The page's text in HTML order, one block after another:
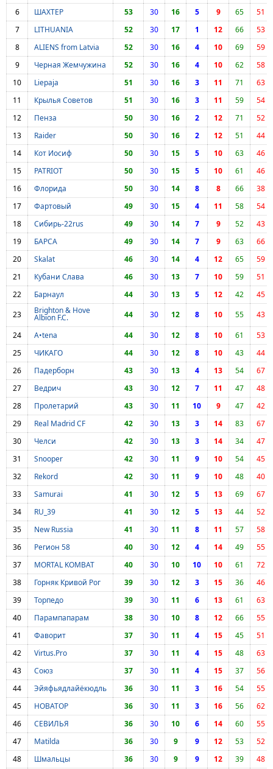
6
ШАХТЕР 53 30 16 5 9 65
51
7
LITHUANIA 52 30 17 1 12 66
53
8
ALIENS from Latvia 52 30 16 4 10 69
59
9
Черная Жемчужина 52 30 16 4 10 62
58
10
Liepaja 51 30 16 3 11 71
63
11
Крылья Советов 51 30 16 3 11 59
54
12
Пенза 50 30 16 2 12 71
52
13
Raider 50 30 16 2 12 51
44
14
Кот Иосиф 50 30 15 5 10 63
46
15
PATRIOT 50 30 15 5 10 61
46
16
Флорида 50 30 14 8 8 66
38
17
Фартовый 49 30 15 4 11 58
54
18
Сибирь-22rus 49 30 14 7 9 52
43
19
БАРСА 49 30 14 7 9 63
66
20
Skalat 46 30 14 4 12 65
59
21
Кубани Слава 46 30 13 7 10 59
51
22
Барнаул 44 30 13 5 12 42
45
23
Brighton & Hove
Albion F.C. 44 30 12 8 10 55
43
24
A•tena 44 30 12 8 10 61
53
25
ЧИКАГО 44 30 12 8 10 43
44
26
Падерборн 43 30 13 4 13 54
67
27
Ведрич 43 30 12 7 11 47
48
28
Пролетарий 43 30 11 10 9 47
42
29
Real Madrid CF 42 30 13 3 14 83
67
30
Челси 42 30 13 3 14 34
47
31
Snooper 42 30 11 9 10 54
45
32
Rekord 42 30 11 9 10 48
40
33
Samurai 41 30 12 5 13 69
67
34
RU_39 41 30 12 5 13 44
52
35
New Russia 41 30 11 8 11 57
58
36
Регион 58 40 30 12 4 14 49
55
37
MORTAL KOMBAT 40 30 10 10 10 61
72
38
Горняк Кривой Рог 39 30 12 3 15 36
46
39
Торпедо 39 30 11 6 13 61
63
40
Парампапарам 38 30 10 8 12 66
55
41
Фаворит 37 30 11 4 15 45
51
42
Virtus.Pro 37 30 11 4 15 48
63
43
Союз 37 30 11 4 15 37
56
44
Эйяфьядлайёкюдль 36 30 11 3 16 54
55
45
НОВАТОР 36 30 11 3 16 56
62
46
СЕВИЛЬЯ 36 30 10 6 14 60
55
47
Matilda 36 30 9 9 12 53
52
48
Шмальцы 36 30 9 9 12 39
48